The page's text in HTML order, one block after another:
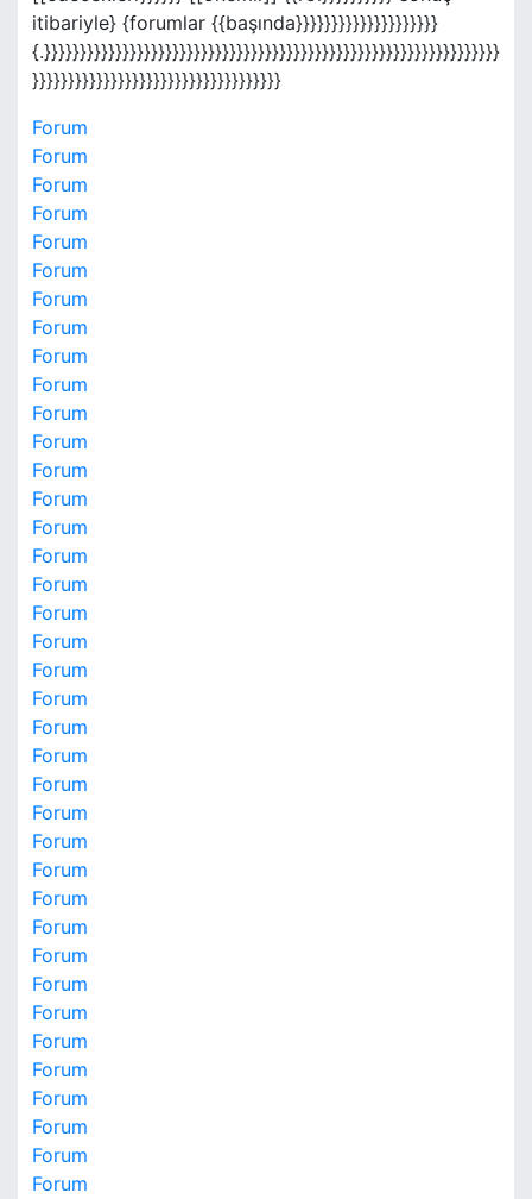
itibariyle} {forumlar {{başında}}}}}}}}}}}}}}}}}}}}
{.}}}}}}}}}}}}}}}}}}}}}}}}}}}}}}}}}}}}}}}}}}}}}}}}}}}}}}}}}}}}}}}}
}}}}}}}}}}}}}}}}}}}}}}}}}}}}}}}}}}}
Forum
Forum
Forum
Forum
Forum
Forum
Forum
Forum
Forum
Forum
Forum
Forum
Forum
Forum
Forum
Forum
Forum
Forum
Forum
Forum
Forum
Forum
Forum
Forum
Forum
Forum
Forum
Forum
Forum
Forum
Forum
Forum
Forum
Forum
Forum
Forum
Forum
Forum